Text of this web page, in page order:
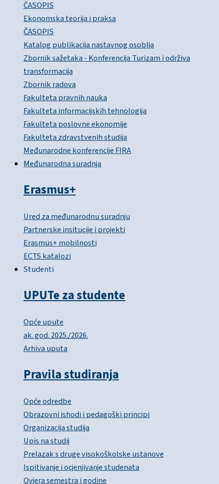
ČASOPIS
Ekonomska teorija i praksa
ČASOPIS
Katalog publikacija nastavnog osoblja
Zbornik sažetaka - Konferencija Turizam i održiva
transformacija
Zbornik radova
Fakulteta pravnih nauka
Fakulteta informacijskih tehnologija
Fakulteta poslovne ekonomije
Fakulteta zdravstvenih studija
Međunarodne konferencije FIRA
Međunarodna suradnja
Erasmus+
Ured za međunarodnu suradnju
Partnerske insitucije i projekti
Erasmus+ mobilnosti
ECTS katalozi
Studenti
UPUTe za studente
Opće upute
ak. god. 2025./2026.
Arhiva uputa
Pravila studiranja
Opće odredbe
Obrazovni ishodi i pedagoški principi
Organizacija studija
Upis na studij
Prelazak s druge visokoškolske ustanove
Ispitivanje i ocjenjivanje studenata
Ovjera semestra i godine